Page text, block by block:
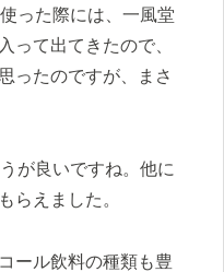
った際には、一風堂
って出てきたので、
ったのですが、まさ
が良いですね。他に
らえました。
ール飲料の種類も豊